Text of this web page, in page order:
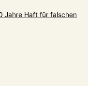
Jahre Haft für falschen